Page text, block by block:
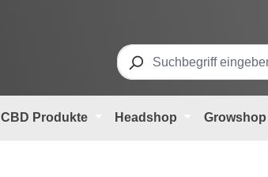
CBD Produkte Headshop Growshop